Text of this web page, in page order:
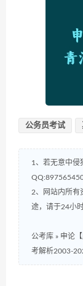
公务员考试
1、若无意中侵
2、网站内所有
途，请于24小
公考库 » 申论
考解析2003-